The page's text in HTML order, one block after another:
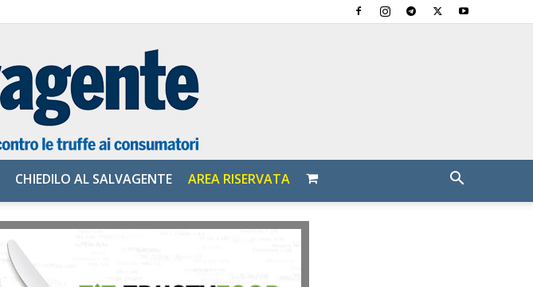
CHIEDILO AL SALVAGENTE AREA RISERVATA